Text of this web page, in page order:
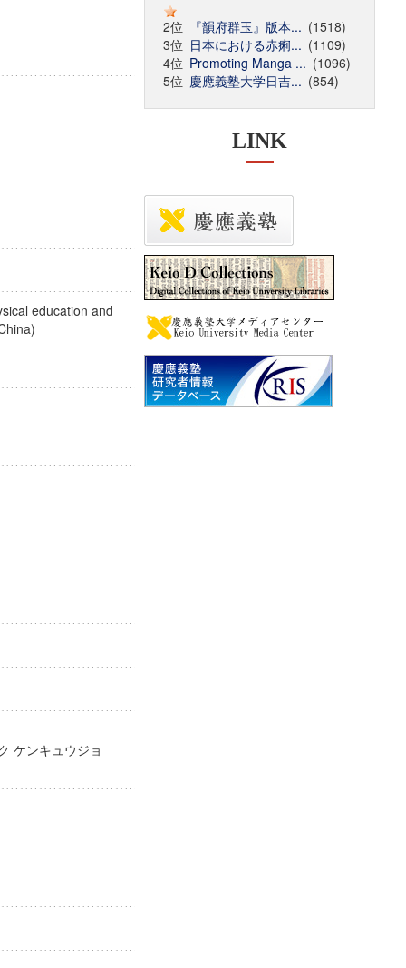
education and
ケンキュウジョ
2位
『韻府群玉』版本... (1518)
3位 日本における赤痢... (1109)
4位 Promoting Manga ... (1096)
5位 慶應義塾大学日吉... (854)
LINK